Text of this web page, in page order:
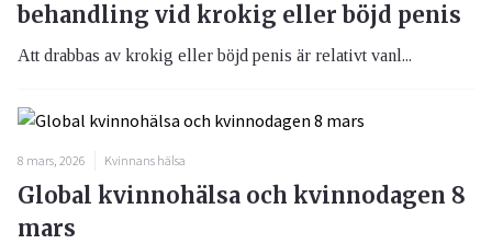
behandling vid krokig eller böjd penis
Att drabbas av krokig eller böjd penis är relativt vanl...
8 mars, 2026 Kvinnans hälsa
Global kvinnohälsa och kvinnodagen 8
mars